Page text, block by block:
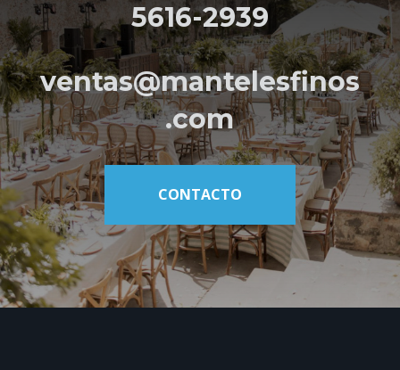
5616-2939
ventas@mantelesfinos
.com
CONTACTO